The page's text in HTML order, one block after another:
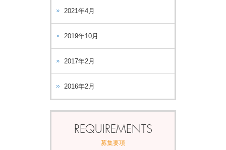
2021年4月
2019年10月
2017年2月
2016年2月
REQUIREMENTS
募集要項